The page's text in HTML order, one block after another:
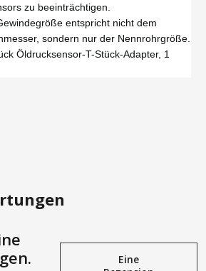
zu beeinträchtigen.
entspricht nicht dem
sondern nur der Nennrohrgröße.
Öldrucksensor-T-Stück-Adapter, 1
Eine